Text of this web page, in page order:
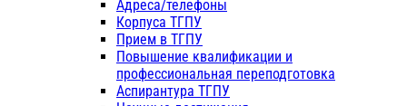
Адреса/телефоны
Корпуса ТГПУ
Прием в ТГПУ
Повышение квалификации и
профессиональная переподготовка
Аспирантура ТГПУ